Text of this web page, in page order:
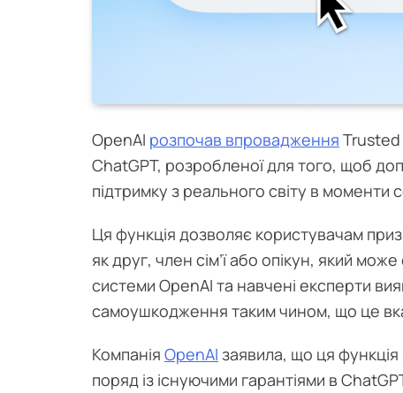
OpenAI розпочав впровадження Trusted
ChatGPT, розробленої для того, щоб
підтримку з реального світу в моменти
Ця функція дозволяє користувачам
як друг, член сім’ї або опікун, який
системи OpenAI та навчені експерти
самоушкодження таким чином, що це
Компанія OpenAI заявила, що ця
поряд із існуючими гарантіями в